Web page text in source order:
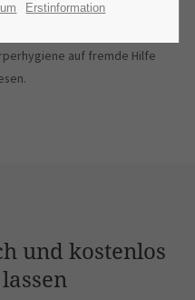
einen Unfall, aufgrund von
auf fremde Hilfe
und kostenlos
Erstinformation